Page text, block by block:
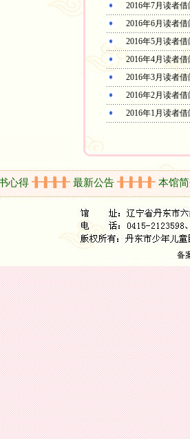
2016年7月读者
2016年6月读者
2016年5月读者
2016年4月读者
2016年3月读者
2016年2月读者
2016年1月读者
得 最新公告 本馆简介
备